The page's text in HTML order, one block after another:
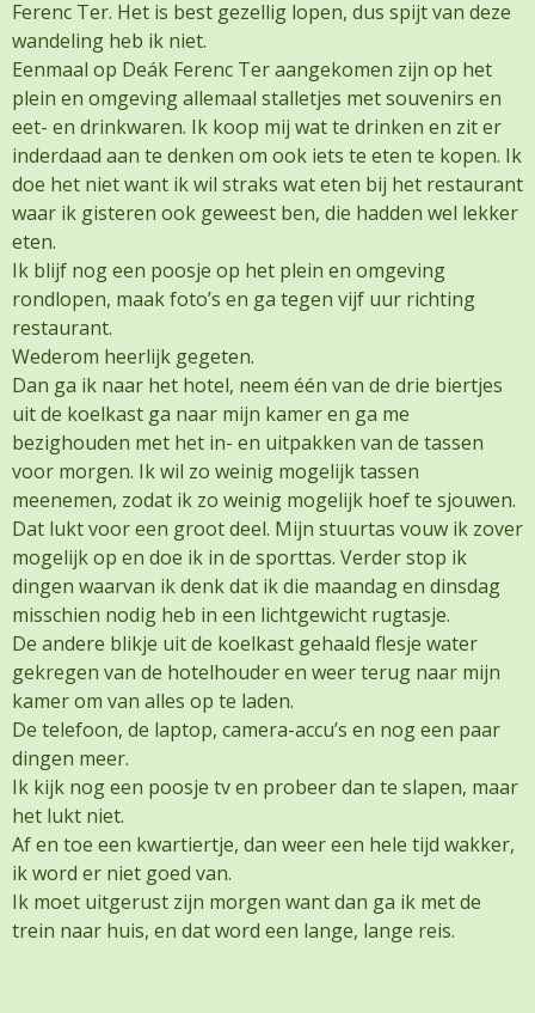
Ferenc Ter. Het is best gezellig lopen, dus spijt van deze
wandeling heb ik niet.
Eenmaal op Deák Ferenc Ter aangekomen zijn op het
plein en omgeving allemaal stalletjes met souvenirs en
eet- en drinkwaren. Ik koop mij wat te drinken en zit er
inderdaad aan te denken om ook iets te eten te kopen. Ik
doe het niet want ik wil straks wat eten bij het restaurant
waar ik gisteren ook geweest ben, die hadden wel lekker
eten.
Ik blijf nog een poosje op het plein en omgeving
rondlopen, maak foto’s en ga tegen vijf uur richting
restaurant.
Wederom heerlijk gegeten.
Dan ga ik naar het hotel, neem één van de drie biertjes
uit de koelkast ga naar mijn kamer en ga me
bezighouden met het in- en uitpakken van de tassen
voor morgen. Ik wil zo weinig mogelijk tassen
meenemen, zodat ik zo weinig mogelijk hoef te sjouwen.
Dat lukt voor een groot deel. Mijn stuurtas vouw ik zover
mogelijk op en doe ik in de sporttas. Verder stop ik
dingen waarvan ik denk dat ik die maandag en dinsdag
misschien nodig heb in een lichtgewicht rugtasje.
De andere blikje uit de koelkast gehaald flesje water
gekregen van de hotelhouder en weer terug naar mijn
kamer om van alles op te laden.
De telefoon, de laptop, camera-accu’s en nog een paar
dingen meer.
Ik kijk nog een poosje tv en probeer dan te slapen, maar
het lukt niet.
Af en toe een kwartiertje, dan weer een hele tijd wakker,
ik word er niet goed van.
Ik moet uitgerust zijn morgen want dan ga ik met de
trein naar huis, en dat word een lange, lange reis.